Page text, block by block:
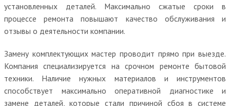
установленных деталей. Максимально сжатые сроки в
процессе ремонта повышают качество обслуживания и
отзывы о деятельности компании.
Замену комплектующих мастер проводит прямо при выезде.
Компания специализируется на срочном ремонте бытовой
техники. Наличие нужных материалов и инструментов
способствует максимально оперативной диагностике и
замене деталей, которые стали причиной сбоя в системе